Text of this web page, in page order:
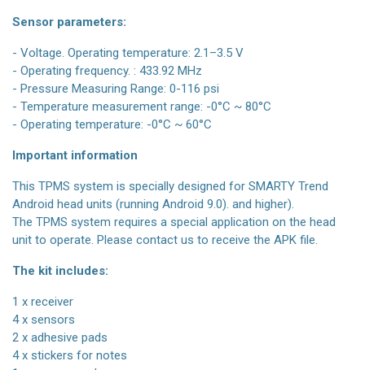
Sensor parameters:
- Voltage. Operating temperature: 2.1–3.5 V
- Operating frequency. : 433.92 MHz
- Pressure Measuring Range: 0-116 psi
- Temperature measurement range: -0°C ~ 80°C
- Operating temperature: -0°C ~ 60°C
Important information
This TPMS system is specially designed for SMARTY Trend
Android head units (running Android 9.0). and higher).
The TPMS system requires a special application on the head
unit to operate. Please contact us to receive the APK file.
The kit includes:
1 x receiver
4 x sensors
2 x adhesive pads
4 x stickers for notes